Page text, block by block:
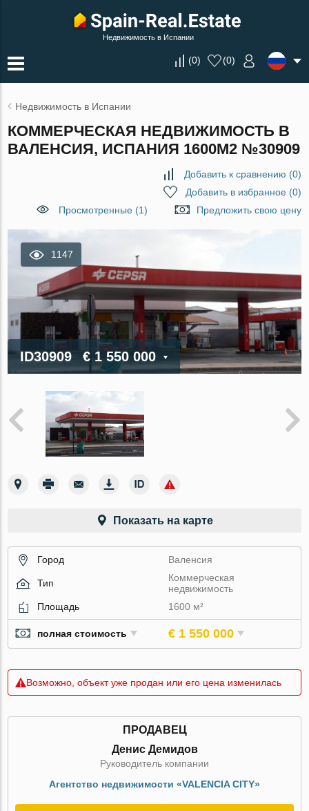
Недвижимость в Испании
(0) (0)
Недвижимость в Испании
КОММЕРЧЕСКАЯ НЕДВИЖИМОСТЬ В
ВАЛЕНСИЯ, ИСПАНИЯ 1600М2 №30909
Добавить к сравнению (0)
Добавить в избранное(0)
Просмотренные (1)
Предложить свою цену
1147
ID30909 € 1 550 000
Показать на карте
Город Валенсия
Тип
Коммерческая
недвижимость
Площадь
1600 м²
полная стоимость € 1 550 000
Возможно, объект уже продан или его цена изменилась
ПРОДАВЕЦ
Денис Демидов
Руководитель компании
Агентство недвижимости «VALENCIA CITY»